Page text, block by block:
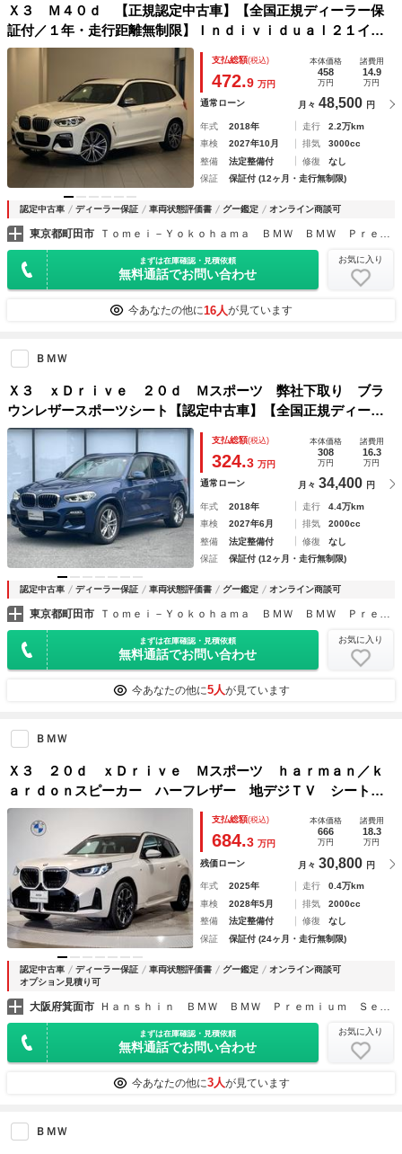
Ｘ３ Ｍ４０ｄ 【正規認定中古車】【全国正規ディーラー保
証付／１年・走行距離無制限】Ｉｎｄｉｖｉｄｕａｌ２１イン
チＡＷ ブラウンレザーシート フルセグＴＶ ＡＣＣ レー
ンキープ シートヒーター ドラレコ前後 禁煙
支払総額(税込)
472.9 万円
本体価格
458
万円
諸費用
14.9
万円
通常ローン 月々 48,500 円
年式 2018年 走行
2.2万km
車検
2027年10月 排気
3000cc
整備
法定整備付 修復
なし
保証
保証付 (12ヶ月・走行無制限)
認定中古車 ディーラー保証 車両状態評価書 グー鑑定 オンライン商談可
東京都町田市 Ｔｏｍｅｉ－Ｙｏｋｏｈａｍａ ＢＭＷ ＢＭＷ Ｐｒｅｍｉｕｍ Ｓｅｌｅｃｔｉｏｎ 町田鶴川
まずは在庫確認・見積依頼
無料通話でお問い合わせ
お気に入り
今あなたの他に16人が見ています
ＢＭＷ
Ｘ３ ｘＤｒｉｖｅ ２０ｄ Ｍスポーツ 弊社下取り ブラ
ウンレザースポーツシート【認定中古車】【全国正規ディーラ
ー保証付／１年・走行距離無制限】トップビュー 全席シート
ヒーター 全方位ＰＤＣ ＡＣＣ ＣＯ／ＤＶＤ パーキング
アシスト
支払総額(税込)
324.3 万円
本体価格
308
万円
諸費用
16.3
万円
通常ローン 月々 34,400 円
年式 2018年 走行
4.4万km
車検
2027年6月 排気
2000cc
整備
法定整備付 修復
なし
保証
保証付 (12ヶ月・走行無制限)
認定中古車 ディーラー保証 車両状態評価書 グー鑑定 オンライン商談可
東京都町田市 Ｔｏｍｅｉ－Ｙｏｋｏｈａｍａ ＢＭＷ ＢＭＷ Ｐｒｅｍｉｕｍ Ｓｅｌｅｃｔｉｏｎ 東名横浜
まずは在庫確認・見積依頼
無料通話でお問い合わせ
お気に入り
今あなたの他に5人が見ています
ＢＭＷ
Ｘ３ ２０ｄ ｘＤｒｉｖｅ Ｍスポーツ ｈａｒｍａｎ／ｋ
ａｒｄｏｎスピーカー ハーフレザー 地デジＴＶ シートヒ
ーター シートクーラー ヘッドアップディスプレイ 追従式
クルコン 全周囲カメラ パドルシフト 純正１９インチＡ
Ｗ 電動シート
支払総額(税込)
684.3 万円
本体価格
666
万円
諸費用
18.3
万円
残価ローン 月々 30,800 円
年式 2025年 走行
0.4万km
車検
2028年5月 排気
2000cc
整備
法定整備付 修復
なし
保証
保証付 (24ヶ月・走行無制限)
認定中古車 ディーラー保証 車両状態評価書 グー鑑定
オンライン商談可
オプション見積り可
大阪府箕面市
まずは在庫確認・見積依頼
無料通話でお問い合わせ
お気に入り
今あなたの他に3人が見ています
ＢＭＷ